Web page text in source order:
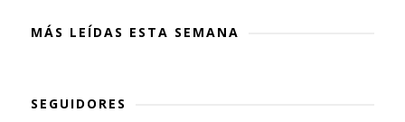
MÁS LEÍDAS ESTA SEMANA
SEGUIDORES